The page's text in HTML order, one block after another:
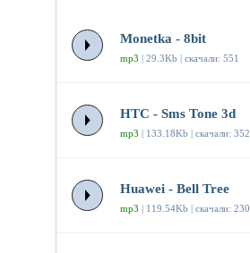
Monetka - 8bit
mp3 | 29.3Kb | скачали: 551
HTC - Sms Tone 3d
mp3 | 133.18Kb | скачали: 352
Huawei - Bell Tree
mp3 | 119.54Kb | скачали: 230